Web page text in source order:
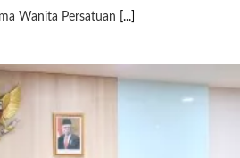
Wanita Persatuan
[...]